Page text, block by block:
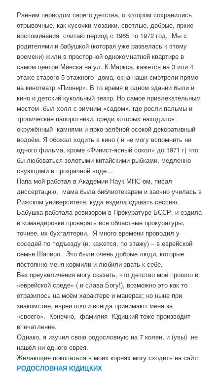
Ранним периодом своего детства, о котором сохранились
отрывочные, как кусочки мозаики, светлые, добрые, яркие
воспоминания считаю период с 1965 по 1972 год. Мы с
родителями и бабушкой (которая уже развелась к этому
времени) жили в просторной однокомнатной квартире в
самом центре Минска на ул. К.Маркса, кажется на 3 или 4
этаже старого 5-этажного дома, окна наши смотрели прямо
на кинотеатр «Пионер». В то время в одном здании были и
кино и детский кукольный театр. Но самое привлекательным
местом был холл с зимним «садом», где росли пальмы и
тропические папоротники, среди которых находился
окружённый камнями и ярко-зелёной осокой декоративный
водоём. Я обожал ходить в кино ( и не могу вспомнить ни
одного фильма, кроме «Финист-ясный сокол» до 1971 г) что
бы любоваться золотыми китайскими рыбками, медленно
снующими в прозрачной воде…
Папа мой работал в Академии Наук МНС-ом, писал
диссертацию, мама была библиотекарем и заочно училась в
Рижском университете, куда ездила сдавать сессию.
Бабушка работала ревизором в Прокуратуре БССР, и ездила
в командировки проверять все областные прокуратуры,
точнее, их бухгалтерии. Я много времени проводил у
соседей по подъезду (и, кажется, по этажу) – в еврейской
семье Шапиро. Это были очень добрые люди, которые
постоянно меня кормили и любили звать к себе.
Без преувеличения могу сказать, что детство моё прошло в
«еврейской среде» ( и слава Богу!), возможно это как то
отразилось на моём характере и манерах; но ныне при
знакомстве, евреи почти всегда принимают меня за
«своего». Конечно, фамилия Юдицкий тоже производит
впечатление.
Однако, я изучил свою родословную на 7 колен, и (увы) не
нашёл ни одного еврея.
Желающие покопаться в моих корнях могу сходить на сайт:
РОДОСЛОВНАЯ ЮДИЦКИХ